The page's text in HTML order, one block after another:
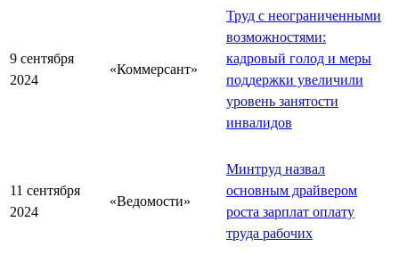
9 сентября
2024
«Коммерсант»
Труд с неограниченными
возможностями:
кадровый голод и меры
поддержки увеличили
уровень занятости
инвалидов
11 сентября
2024
«Ведомости»
Минтруд назвал
основным драйвером
роста зарплат оплату
труда рабочих